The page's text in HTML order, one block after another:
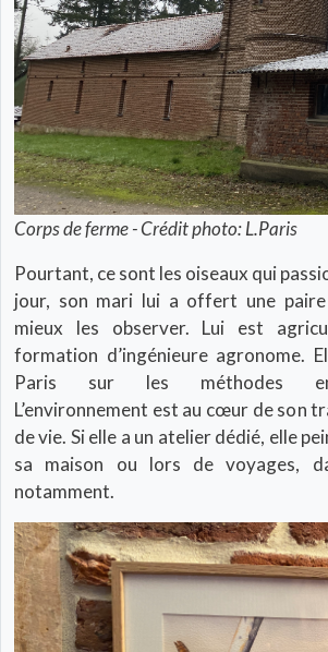
Corps de ferme - Crédit photo: L.Paris
Pourtant, ce sont les oiseaux qui
jour, son mari lui a offert une
mieux les observer. Lui est
formation d’ingénieure agronome.
Paris sur les méthodes
L’environnement est au cœur de son
de vie. Si elle a un atelier dédié, elle
sa maison ou lors de voyages,
notamment.